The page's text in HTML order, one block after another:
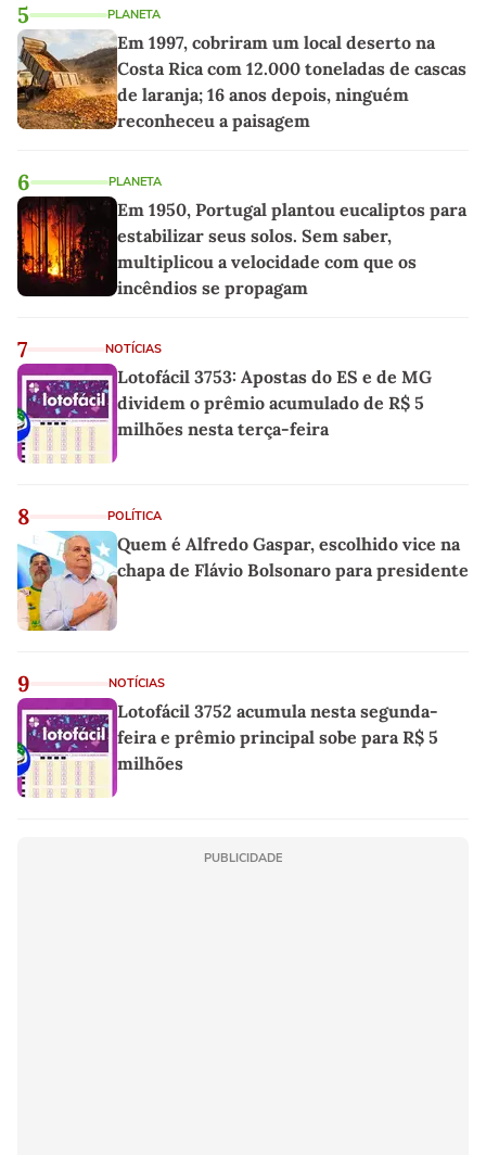
5 PLANETA
Em 1997, cobriram um local deserto na
Costa Rica com 12.000 toneladas de cascas
de laranja; 16 anos depois, ninguém
reconheceu a paisagem
6 PLANETA
Em 1950, Portugal plantou eucaliptos para
estabilizar seus solos. Sem saber,
multiplicou a velocidade com que os
incêndios se propagam
7 NOTÍCIAS
Lotofácil 3753: Apostas do ES e de MG
dividem o prêmio acumulado de R$ 5
milhões nesta terça-feira
8 POLÍTICA
Quem é Alfredo Gaspar, escolhido vice na
chapa de Flávio Bolsonaro para presidente
9 NOTÍCIAS
Lotofácil 3752 acumula nesta segunda-
feira e prêmio principal sobe para R$ 5
milhões
PUBLICIDADE